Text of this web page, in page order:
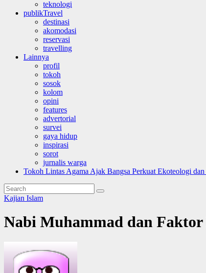
teknologi
publikTravel
destinasi
akomodasi
reservasi
travelling
Lainnya
profil
tokoh
sosok
kolom
opini
features
advertorial
survei
gaya hidup
inspirasi
sorot
jurnalis warga
Tokoh Lintas Agama Ajak Bangsa Perkuat Ekoteologi
Kajian Islam
Nabi Muhammad dan